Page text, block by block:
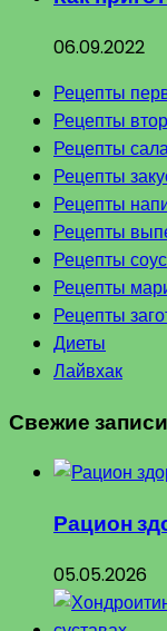
06.09.2022
Рецепты
Рецепты
Рецепты
Рецепты
Рецепты
Рецепты
Рецепты
Рецепты
Рецепты
Диеты
Лайвхак
Свежие записи
Рацион
05.05.2026